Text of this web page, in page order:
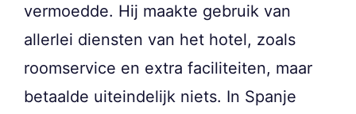
vermoedde. Hij maakte gebruik van
allerlei diensten van het hotel, zoals
roomservice en extra faciliteiten, maar
betaalde uiteindelijk niets. In Spanje